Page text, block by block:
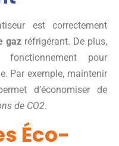
est correctement
gaz réfrigérant. De plus,
pour
Par exemple, maintenir
d’économiser de
de CO2.
Éco-